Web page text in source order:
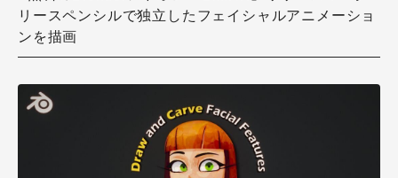
リースペンシルで独立したフェイシャルアニメーショ
ンを描画